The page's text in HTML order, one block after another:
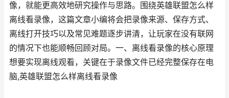
像，就能更高效地研究操作与思路。围绕英雄联盟怎么样
离线看录像，这篇文章小编将会把录像来源、保存方式、
离线打开技巧以及常见难题逐步讲清，让玩家在没有联网
的情况下也能顺畅回顾对局。一、离线看录像的核心原理
想要实现离线观看，关键在于录像文件已经完整保存在电
脑,英雄联盟怎么样离线看录像